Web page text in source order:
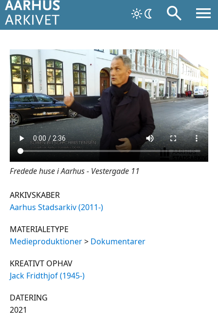
Fredede huse i Aarhus - Vestergade 11
ARKIVSKABER
Aarhus Stadsarkiv (2011-)
MATERIALETYPE
Medieproduktioner> Dokumentarer
KREATIVT OPHAV
Jack Fridthjof (1945-)
DATERING
2021